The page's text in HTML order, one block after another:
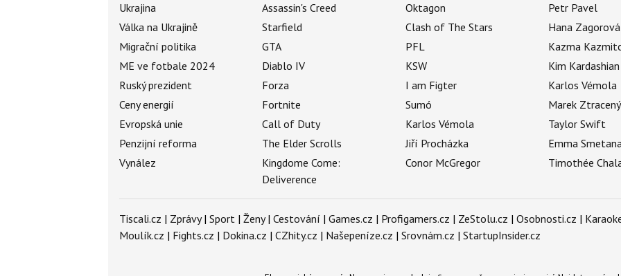
Ukrajina
Válka na Ukrajině
Migrační politika
ME ve fotbale 2024
Ruský prezident
Ceny energií
Evropská unie
Penzijní reforma
Vynález
Assassin's Creed
Starfield
GTA
Diablo IV
Forza
Fortnite
Call of Duty
The Elder Scrolls
Kingdome Come:
Deliverence
Oktagon
Clash of The Stars
PFL
KSW
I am Figter
Sumó
Karlos Vémola
Jiří Procházka
Conor McGregor
Petr Pavel
Hana Zagorová
Kazma
Kim Kardashian
Karlos Vémola
Marek Ztracený
Taylor Swift
Emma
Timothée
Tiscali.cz | Zprávy| Sport | Ženy| Cestování | Games.cz | Profigamers.cz | ZeStolu.cz | Osobnosti.cz |
Moulík.cz | Fights.cz | Dokina.cz | CZhity.cz | Našepeníze.cz | Srovnám.cz | StartupInsider.cz